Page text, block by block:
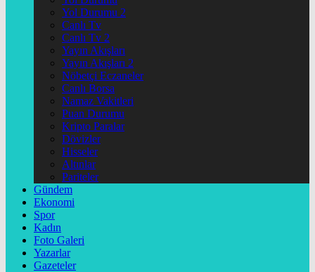
Yol Durumu 2
Canlı Tv
Canlı Tv 2
Yayın Akışları
Yayın Akışları 2
Nöbetçi Eczaneler
Canlı Borsa
Namaz Vakitleri
Puan Durumu
Kripto Paralar
Dövizler
Hisseler
Altınlar
Pariteler
Gündem
Ekonomi
Spor
Kadın
Foto Galeri
Yazarlar
Gazeteler